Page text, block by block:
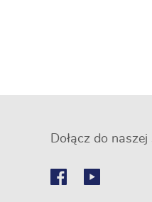
Dołącz do naszej